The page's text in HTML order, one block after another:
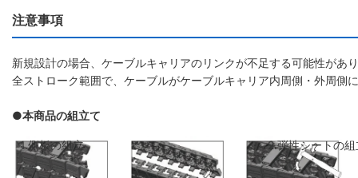
注意事項
新規設計の場合、ケーブルキャリアのリンクが不足する可能性が
全ストローク範囲で、ケーブルがケーブルキャリア内周側・外周側
●本商品の組立て
1.側板の組立 2.弾性シートの組